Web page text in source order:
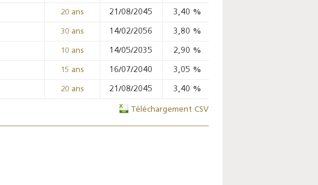
20 ans 21/08/2045 3,40 %
30 ans 14/02/2056 3,80 %
10 ans 14/05/2035 2,90 %
15 ans 16/07/2040 3,05 %
20 ans 21/08/2045 3,40 %
Téléchargement CSV
l’industrie - 2026